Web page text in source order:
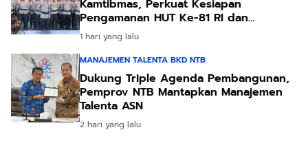
Kamtibmas, Perkuat Kesiapan
Pengamanan HUT Ke-81 RI dan
Kunjungan Kapolri
1 hari yang lalu
MANAJEMEN TALENTA BKD NTB
Dukung Triple Agenda Pembangunan,
Pemprov NTB Mantapkan Manajemen
Talenta ASN
2 hari yang lalu